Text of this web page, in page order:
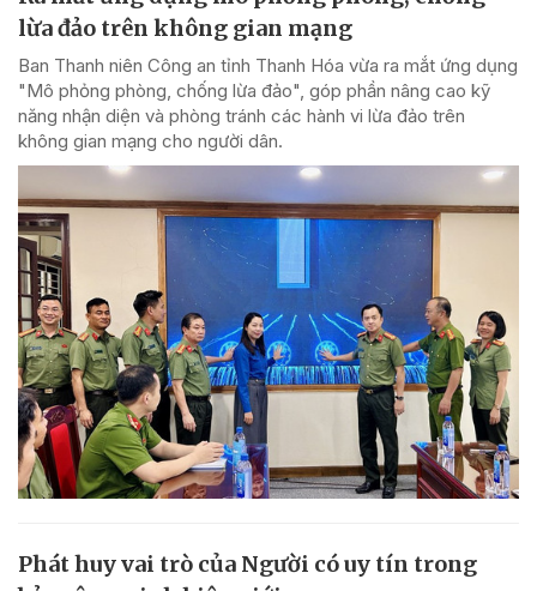
lừa đảo trên không gian mạng
Ban Thanh niên Công an tỉnh Thanh Hóa vừa ra mắt ứng dụng
"Mô phỏng phòng, chống lừa đảo", góp phần nâng cao kỹ
năng nhận diện và phòng tránh các hành vi lừa đảo trên
không gian mạng cho người dân.
Phát huy vai trò của Người có uy tín trong